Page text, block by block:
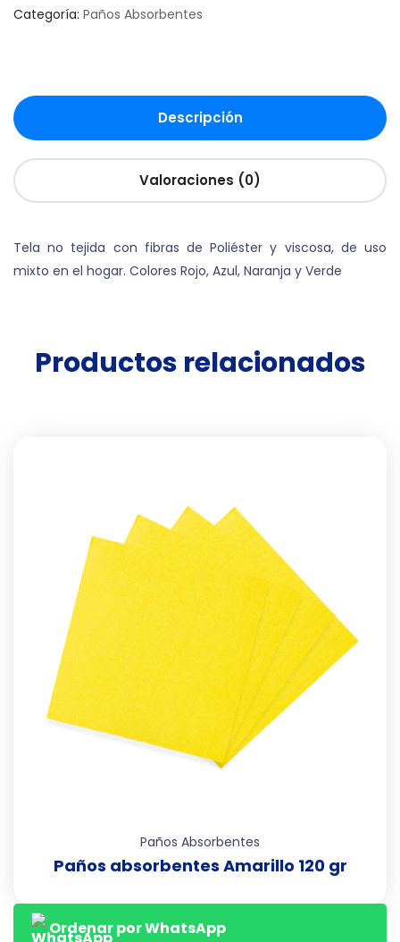
Categoría: Paños Absorbentes
Descripción
Valoraciones (0)
Tela no tejida con fibras de Poliéster y viscosa, de uso
mixto en el hogar. Colores Rojo, Azul, Naranja y Verde
Productos relacionados
Paños Absorbentes
Paños absorbentes Amarillo 120 gr
Ordenar por WhatsApp